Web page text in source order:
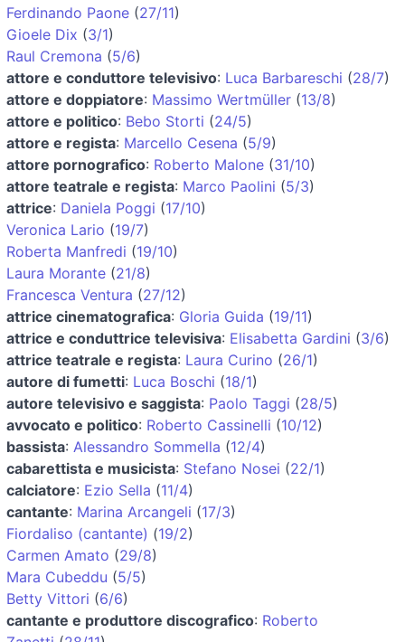
Ferdinando Paone (27/11)
Gioele Dix (3/1)
Raul Cremona (5/6)
attore e conduttore televisivo: Luca Barbareschi (28/7)
attore e doppiatore: Massimo Wertmüller (13/8)
attore e politico: Bebo Storti (24/5)
attore e regista: Marcello Cesena (5/9)
attore pornografico: Roberto Malone (31/10)
attore teatrale e regista: Marco Paolini (5/3)
attrice: Daniela Poggi (17/10)
Veronica Lario (19/7)
Roberta Manfredi (19/10)
Laura Morante (21/8)
Francesca Ventura (27/12)
attrice cinematografica: Gloria Guida (19/11)
attrice e conduttrice televisiva: Elisabetta Gardini (3/6)
attrice teatrale e regista: Laura Curino (26/1)
autore di fumetti: Luca Boschi (18/1)
autore televisivo e saggista: Paolo Taggi (28/5)
avvocato e politico: Roberto Cassinelli (10/12)
bassista: Alessandro Sommella (12/4)
cabarettista e musicista: Stefano Nosei (22/1)
calciatore: Ezio Sella (11/4)
cantante: Marina Arcangeli (17/3)
Fiordaliso (cantante) (19/2)
Carmen Amato (29/8)
Mara Cubeddu (5/5)
Betty Vittori (6/6)
cantante e produttore discografico: Roberto